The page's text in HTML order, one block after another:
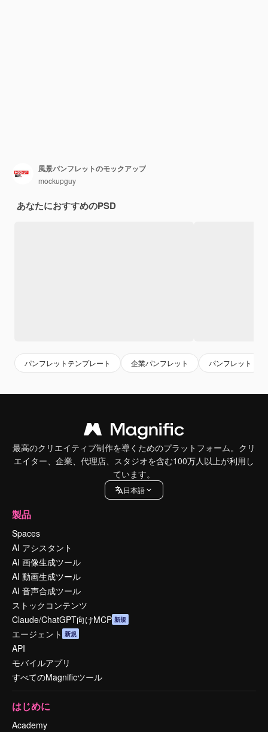
風景パンフレットのモックアップ
mockupguy
あなたにおすすめのPSD
パンフレットテンプレート 企業パンフレット パンフレット
最高のクリエイティブ制作を導くためのプラットフォーム。クリ
エイター、企業、代理店、スタジオを含む100万人以上が利用し
ています。
日本語
製品
Spaces
AI アシスタント
AI 画像生成ツール
AI 動画生成ツール
AI 音声合成ツール
ストックコンテンツ
Claude/ChatGPT向けMCP 新規
エージェント 新規
API
モバイルアプリ
すべてのMagnificツール
はじめに
Academy